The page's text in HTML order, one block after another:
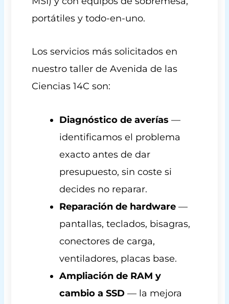
portátiles y todo-en-uno.
Los servicios más solicitados en
nuestro taller de Avenida de las
Ciencias 14C son:
Diagnóstico de averías —
identificamos el problema
exacto antes de dar
presupuesto, sin coste si
decides no reparar.
Reparación de hardware —
pantallas, teclados, bisagras,
conectores de carga,
ventiladores, placas base.
Ampliación de RAM y
cambio a SSD — la mejora